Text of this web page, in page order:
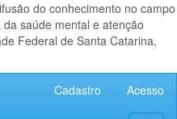
do conhecimento no campo
saúde mental e atenção
Federal de Santa Catarina,
Cadastro Acesso